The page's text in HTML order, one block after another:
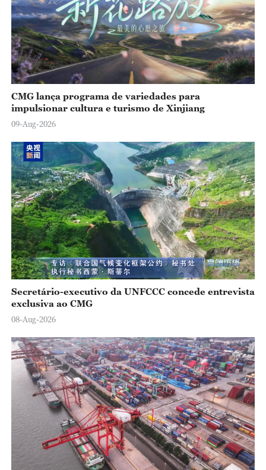
CMG lança programa de variedades para
impulsionar cultura e turismo de Xinjiang
09-Aug-2026
Secretário-executivo da UNFCCC concede entrevista
exclusiva ao CMG
08-Aug-2026